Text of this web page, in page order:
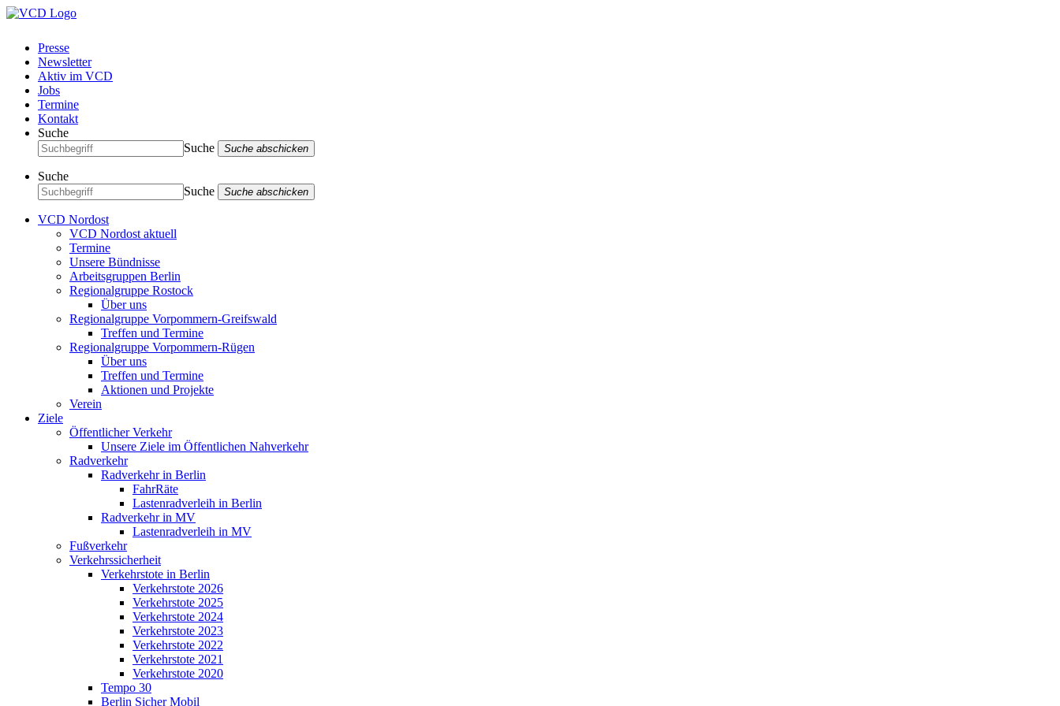
Presse
Newsletter
Aktiv im VCD
Jobs
Termine
Kontakt
Suche
Suche
Suche abschicken
Suche
Suche
Suche abschicken
VCD Nordost
VCD Nordost aktuell
Termine
Unsere Bündnisse
Arbeitsgruppen Berlin
Regionalgruppe Rostock
Über uns
Regionalgruppe Vorpommern-Greifswald
Treffen und Termine
Regionalgruppe Vorpommern-Rügen
Über uns
Treffen und Termine
Aktionen und Projekte
Verein
Ziele
Öffentlicher Verkehr
Unsere Ziele im Öffentlichen Nahverkehr
Radverkehr
Radverkehr in Berlin
FahrRäte
Lastenradverleih in Berlin
Radverkehr in MV
Lastenradverleih in MV
Fußverkehr
Verkehrssicherheit
Verkehrstote in Berlin
Verkehrstote 2026
Verkehrstote 2025
Verkehrstote 2024
Verkehrstote 2023
Verkehrstote 2022
Verkehrstote 2021
Verkehrstote 2020
Tempo 30
Berlin Sicher Mobil